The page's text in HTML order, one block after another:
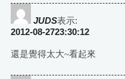
JUDS表示:
2012-08-2723:30:12
還是覺得太大~看起來